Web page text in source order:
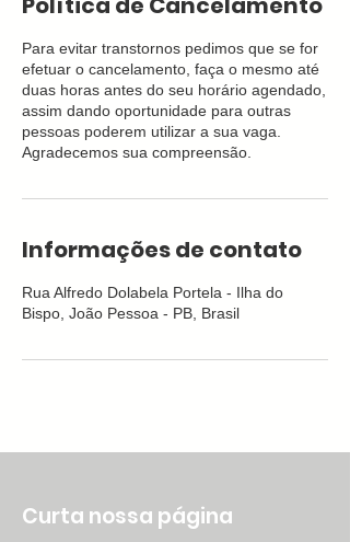
Para evitar transtornos pedimos que se for
efetuar o cancelamento, faça o mesmo até
duas horas antes do seu horário agendado,
assim dando oportunidade para outras
pessoas poderem utilizar a sua vaga.
Agradecemos sua compreensão.
Informações de contato
Rua Alfredo Dolabela Portela - Ilha do
Bispo, João Pessoa - PB, Brasil
Curta nossa página